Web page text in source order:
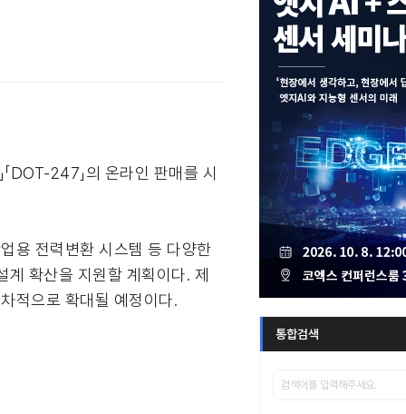
DOT-247」의 온라인 판매를 시
용 전력변환 시스템 등 다양한
확산을 지원할 계획이다. 제
적으로 확대될 예정이다.
통합검색